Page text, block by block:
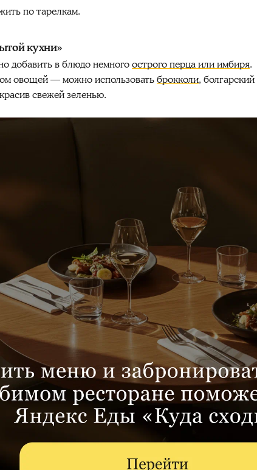
по тарелкам.
кухни»
добавить в блюдо немногоострого перца или имбиря.
овощей — можно использоватьброкколи,
свежей зеленью.